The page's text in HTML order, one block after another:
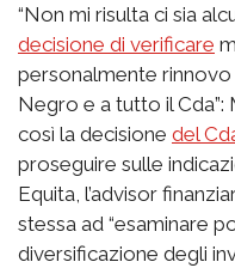
“Non mi risulta ci sia
decisione di verificare
personalmente rinnovo
Negro e a tutto il
così la decisione del
proseguire sulle
Equita, l’advisor
stessa ad “esaminare
diversificazione degli